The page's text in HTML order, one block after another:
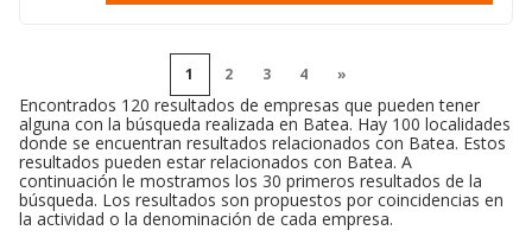
1 2 3 4 »
Encontrados 120 resultados de empresas que pueden tener
alguna con la búsqueda realizada en Batea. Hay 100 localidades
donde se encuentran resultados relacionados con Batea. Estos
resultados pueden estar relacionados con Batea. A
continuación le mostramos los 30 primeros resultados de la
búsqueda. Los resultados son propuestos por coincidencias en
la actividad o la denominación de cada empresa.